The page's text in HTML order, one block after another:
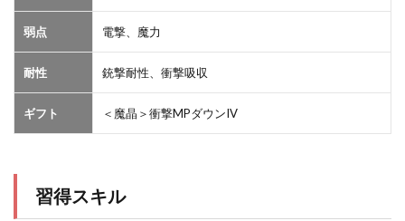
弱点 電撃、魔力
耐性 銃撃耐性、衝撃吸収
ギフト ＜魔晶＞衝撃MPダウンIV
習得スキル